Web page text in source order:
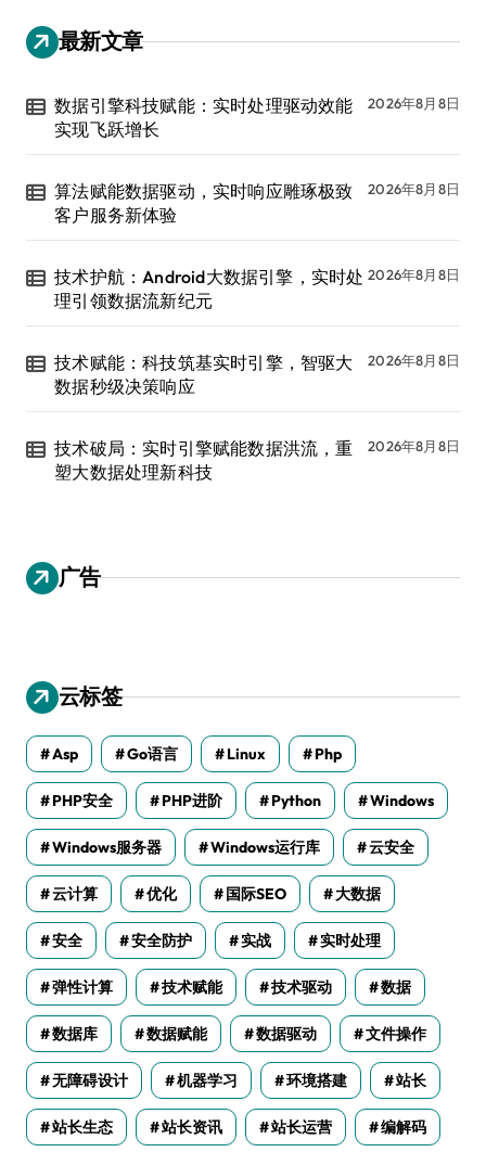
最新文章
数据引擎科技赋能：实时处理驱动效能
实现飞跃增长
2026年8月8日
算法赋能数据驱动，实时响应雕琢极致
客户服务新体验
2026年8月8日
技术护航：Android大数据引擎，实时处
理引领数据流新纪元
2026年8月8日
技术赋能：科技筑基实时引擎，智驱大
数据秒级决策响应
2026年8月8日
技术破局：实时引擎赋能数据洪流，重
塑大数据处理新科技
2026年8月8日
广告
云标签
Asp Go语言 Linux Php
PHP安全 PHP进阶 Python Windows
Windows服务器 Windows运行库 云安全
云计算 优化 国际SEO 大数据
安全 安全防护 实战 实时处理
弹性计算 技术赋能 技术驱动 数据
数据库 数据赋能 数据驱动 文件操作
无障碍设计 机器学习 环境搭建 站长
站长生态 站长资讯 站长运营 编解码